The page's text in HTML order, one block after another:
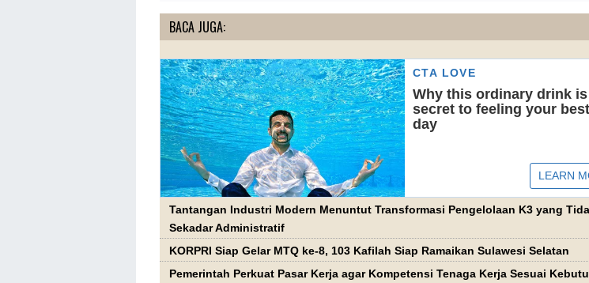
BACA JUGA:
Tantangan Industri Modern Menuntut Transformasi Pengelolaan K3 yang
Sekadar Administratif
KORPRI Siap Gelar MTQ ke-8, 103 Kafilah Siap Ramaikan Sulawesi Selatan
Pemerintah Perkuat Pasar Kerja agar Kompetensi Tenaga Kerja Sesuai